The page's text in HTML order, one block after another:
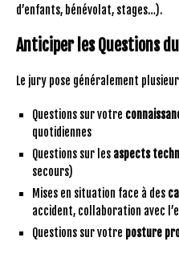
d’enfants, bénévolat, stages…).
Anticiper les Questions
Le jury pose généralement
Questions sur votre
quotidiennes
Questions sur les aspects
secours)
Mises en situation face à des
accident, collaboration avec
Questions sur votre posture